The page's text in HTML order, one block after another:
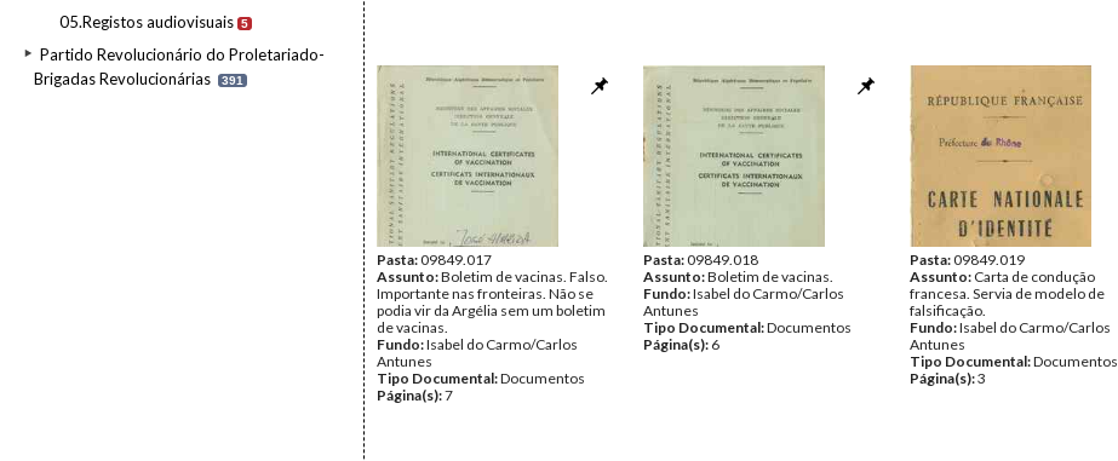
05.Registos audiovisuais 5
Partido Revolucionário do Proletariado-
Brigadas Revolucionárias
391
Pasta:09849.017
Assunto:Boletim de vacinas. Falso.
Importante nas fronteiras. Não se
podia vir da Argélia sem um boletim
de vacinas.
Fundo:Isabel do Carmo/Carlos
Antunes
Tipo Documental:Documentos
Página(s):7
Pasta:09849.018
Assunto:Boletim de vacinas.
Fundo:Isabel do Carmo/Carlos
Antunes
Tipo Documental:Documentos
Página(s): 6
Pasta:09849.019
Assunto: Carta de condução
francesa. Servia de modelo de
falsificação.
Fundo:Isabel do Carmo/Carlos
Antunes
Tipo Documental:Documentos
Página(s):3